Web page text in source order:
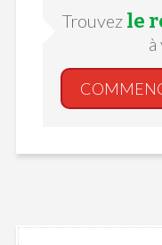
Trouvez le